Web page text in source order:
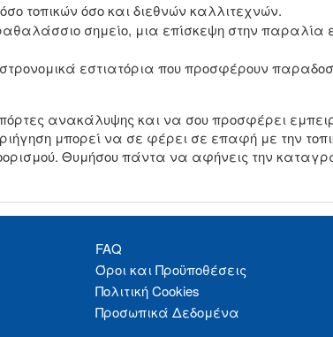
τοπικών όσο και διεθνών καλλιτεχνών.
σημείο, μια επίσκεψη στην παραλία
εστιατόρια που προσφέρουν
ανακάλυψης και να σου προσφέρει
μπορεί να σε φέρει σε επαφή με την
Θυμήσου πάντα να αφήνεις την
FAQ
Όροι και Προϋποθέσεις
Πολιτική Cookies
Προσωπικά Δεδομένα